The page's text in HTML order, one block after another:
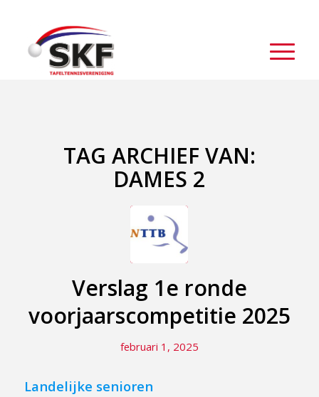
TAG ARCHIEF VAN:
DAMES 2
Verslag 1e ronde
voorjaarscompetitie 2025
februari 1, 2025
Landelijke senioren